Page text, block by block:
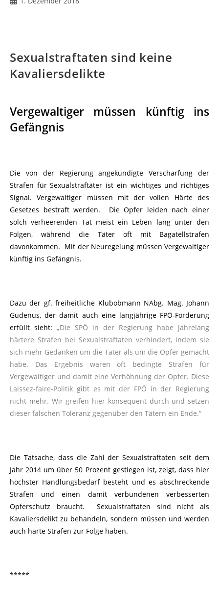
Sexualstraftaten sind keine
Kavaliersdelikte
Vergewaltiger müssen künftig ins
Gefängnis
Die von der Regierung angekündigte Verschärfung der
Strafen für Sexualstraftäter ist ein wichtiges und richtiges
Signal. Vergewaltiger müssen mit der vollen Härte des
Gesetzes bestraft werden. Die Opfer leiden nach einer
solch verheerenden Tat meist ein Leben lang unter den
Folgen, während die Täter oft mit Bagatellstrafen
davonkommen. Mit der Neuregelung müssen Vergewaltiger
künftig ins Gefängnis.
Dazu der gf. freiheitliche Klubobmann NAbg. Mag. Johann
Gudenus, der damit auch eine langjährige FPÖ-Forderung
erfüllt sieht: „Die SPÖ in der Regierung habe jahrelang
härtere Strafen bei Sexualstraftaten verhindert, indem sie
sich mehr Gedanken um die Täter als um die Opfer gemacht
habe. Das Ergebnis waren oft bedingte Strafen für
Vergewaltiger und damit eine Verhöhnung der Opfer. Diese
Laissez-faire-Politik gibt es mit der FPÖ in der Regierung
nicht mehr. Wir greifen hier konsequent durch und setzen
dieser falschen Toleranz gegenüber den Tätern ein Ende.“
Die Tatsache, dass die Zahl der Sexualstraftaten seit dem
Jahr 2014 um über 50 Prozent gestiegen ist, zeigt, dass hier
höchster Handlungsbedarf besteht und es abschreckende
Strafen und einen damit verbundenen verbesserten
Opferschutz braucht. Sexualstraftaten sind nicht als
Kavaliersdelikt zu behandeln, sondern müssen und werden
auch harte Strafen zur Folge haben.
*****